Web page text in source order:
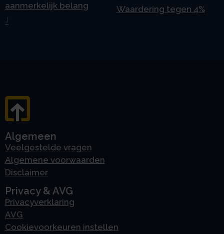
aanmerkelijk belang
Waardering tegen 4%
Algemeen
Veelgestelde vragen
Algemene voorwaarden
Disclaimer
Privacy & AVG
Privacyverklaring
AVG
Cookievoorkeuren instellen